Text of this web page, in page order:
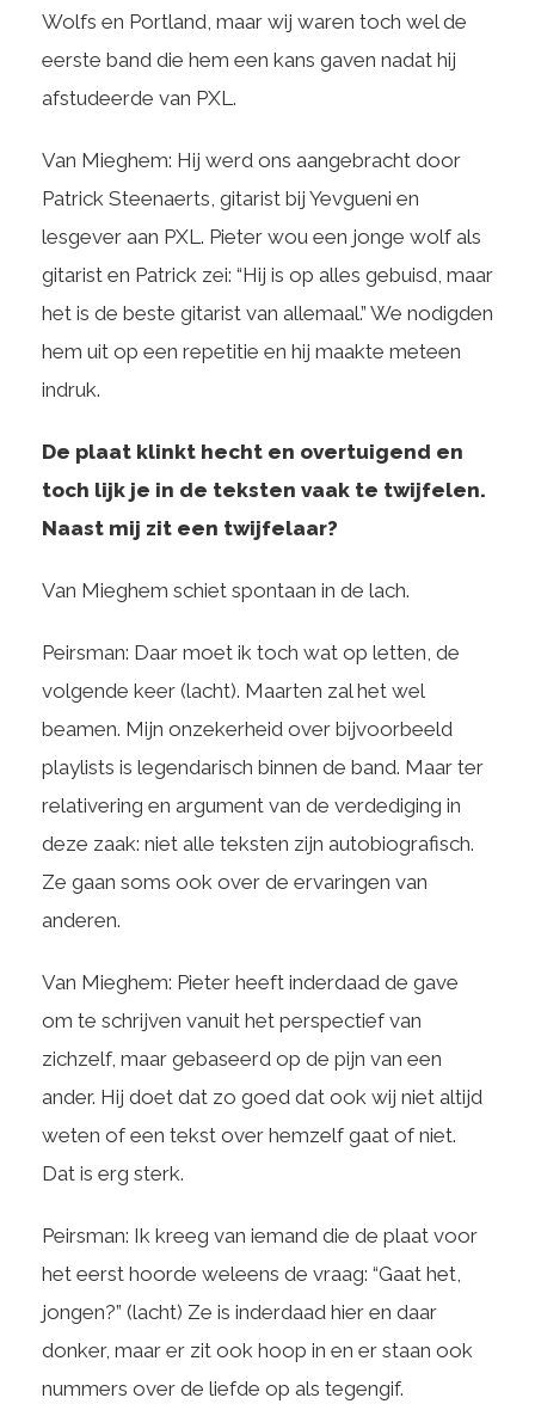
Wolfs en Portland, maar wij waren toch wel de
eerste band die hem een kans gaven nadat hij
afstudeerde van PXL.
Van Mieghem: Hij werd ons aangebracht door
Patrick Steenaerts, gitarist bij Yevgueni en
lesgever aan PXL. Pieter wou een jonge wolf als
gitarist en Patrick zei: “Hij is op alles gebuisd, maar
het is de beste gitarist van allemaal.” We nodigden
hem uit op een repetitie en hij maakte meteen
indruk.
De plaat klinkt hecht en overtuigend en
toch lijk je in de teksten vaak te twijfelen.
Naast mij zit een twijfelaar?
Van Mieghem schiet spontaan in de lach.
Peirsman: Daar moet ik toch wat op letten, de
volgende keer (lacht). Maarten zal het wel
beamen. Mijn onzekerheid over bijvoorbeeld
playlists is legendarisch binnen de band. Maar ter
relativering en argument van de verdediging in
deze zaak: niet alle teksten zijn autobiografisch.
Ze gaan soms ook over de ervaringen van
anderen.
Van Mieghem: Pieter heeft inderdaad de gave
om te schrijven vanuit het perspectief van
zichzelf, maar gebaseerd op de pijn van een
ander. Hij doet dat zo goed dat ook wij niet altijd
weten of een tekst over hemzelf gaat of niet.
Dat is erg sterk.
Peirsman: Ik kreeg van iemand die de plaat voor
het eerst hoorde weleens de vraag: “Gaat het,
jongen?” (lacht) Ze is inderdaad hier en daar
donker, maar er zit ook hoop in en er staan ook
nummers over de liefde op als tegengif.